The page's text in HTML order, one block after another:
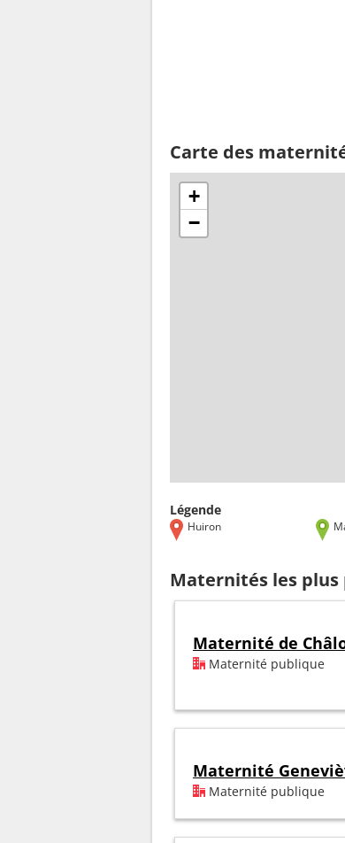
Carte des
+
−
Légende
Huiron
Maternités les plus
Maternité de
Maternité publique
Maternité
Maternité publique